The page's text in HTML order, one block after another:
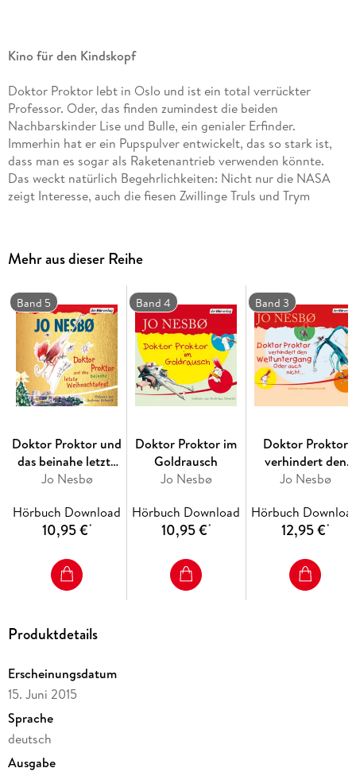
Kino für den Kindskopf
Doktor Proktor lebt in Oslo und ist ein total verrückter
Professor. Oder, das finden zumindest die beiden
Nachbarskinder Lise und Bulle, ein genialer Erfinder.
Immerhin hat er ein Pupspulver entwickelt, das so stark ist,
dass man es sogar als Raketenantrieb verwenden könnte.
Das weckt natürlich Begehrlichkeiten: Nicht nur die NASA
zeigt Interesse, auch die fiesen Zwillinge Truls und Trym
werden!
Mehr aus dieser Reihe
Band 5
Doktor Proktor und
das beinahe letzte
Weihnachtsfest
Jo Nesbø
Hörbuch Download
10,95 €*
Band 4
Doktor Proktor im
Goldrausch
Jo Nesbø
Hörbuch Download
10,95 €*
Band 3
Doktor Proktor
verhindert den
Weltuntergang.
Jo Nesbø
Hörbuch
12,95 €*
Produktdetails
Erscheinungsdatum
15. Juni 2015
Sprache
deutsch
Ausgabe